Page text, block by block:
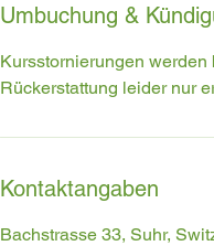
Umbuchung &
Kursstornierungen
Rückerstattung leider nur
Kontaktangaben
Bachstrasse 33, Suhr,